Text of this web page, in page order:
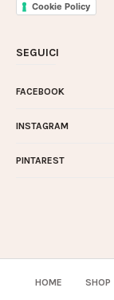
Cookie Policy
SEGUICI
FACEBOOK
INSTAGRAM
PINTAREST
HOME SHOP